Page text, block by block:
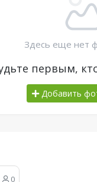
Здесь еще нет
первым,
Добавить
0